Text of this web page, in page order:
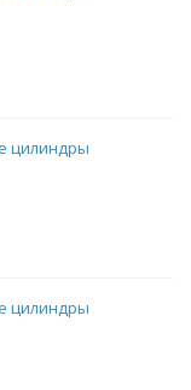
цилиндры
цилиндры